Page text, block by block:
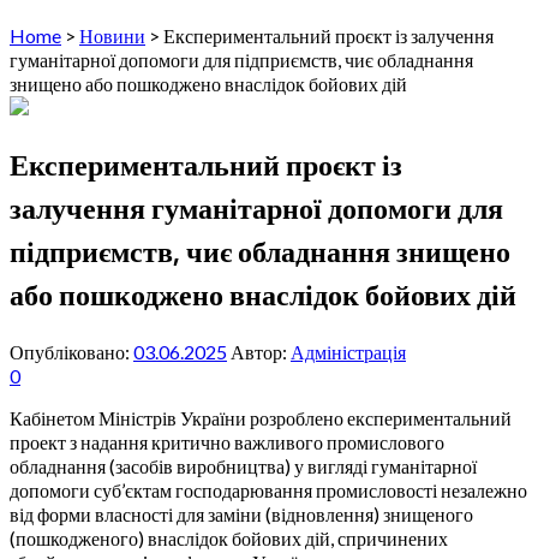
Home > Новини > Експериментальний проєкт із залучення
гуманітарної допомоги для підприємств, чиє обладнання
знищено або пошкоджено внаслідок бойових дій
Експериментальний проєкт із
залучення гуманітарної допомоги для
підприємств, чиє обладнання знищено
або пошкоджено внаслідок бойових дій
Опубліковано: 03.06.2025 Автор: Адміністрація
0
Кабінетом Міністрів України розроблено експериментальний
проект з надання критично важливого промислового
обладнання (засобів виробництва) у вигляді гуманітарної
допомоги суб’єктам господарювання промисловості незалежно
від форми власності для заміни (відновлення) знищеного
(пошкодженого) внаслідок бойових дій, спричинених